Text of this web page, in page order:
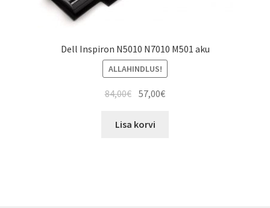
Dell Inspiron N5010 N7010 M501 aku
ALLAHINDLUS!
84,00€ Algne
oli:
57,00€Current
Lisa korvi